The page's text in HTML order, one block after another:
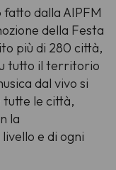
dalla AIPFM
della Festa
più di 280 città,
tutto il territorio
dal vivo si
tutte le città,
la
e di ogni